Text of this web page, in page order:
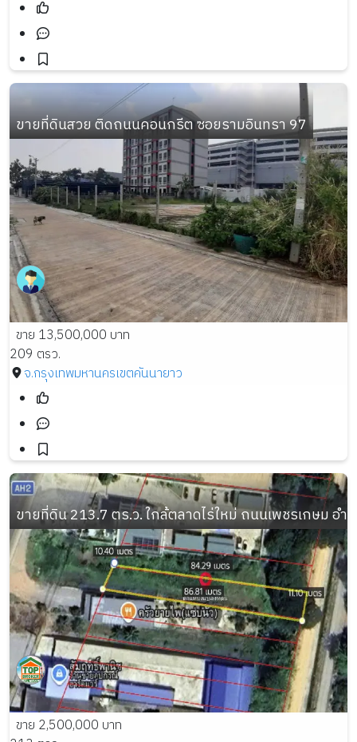
ขายที่ดินสวย ติดถนนคอนกรีต ซอยรามอินทรา 97
ขาย 13,500,000 บาท
209 ตรว.
จ.กรุงเทพมหานครเขตคันนายาว
ขายที่ดิน 213.7 ตร.ว. ใกล้ตลาดไร่ใหม่ ถนนเพชรเกษม อ
ขาย 2,500,000 บาท